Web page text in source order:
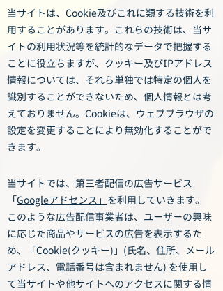
当サイトは、Cookie及びこれに類する技術を利
用することがあります。これらの技術は、当サ
イトの利用状況等を統計的なデータで把握する
ことに役立ちますが、クッキー及びIPアドレス
情報については、それら単独では特定の個人を
識別することができないため、個人情報とは考
えておりません。Cookieは、ウェブブラウザの
設定を変更することにより無効化することがで
きます。
当サイトでは、第三者配信の広告サービス
「Googleアドセンス」 を利用していきます。
このような広告配信事業者は、ユーザーの興味
に応じた商品やサービスの広告を表示するた
め、「Cookie(クッキー)」(氏名、住所、メール
アドレス、電話番号は含まれません) を使用し
て当サイトや他サイトへのアクセスに関する情